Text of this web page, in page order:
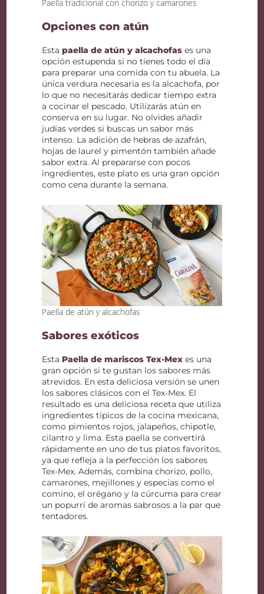
Paella tradicional con chorizo y camarones
Opciones con atún
Estapaella de atún y alcachofas es una
opción estupenda si no tienes todo el día
para preparar una comida con tu abuela. La
única verdura necesaria es la alcachofa, por
lo que no necesitarás dedicar tiempo extra
a cocinar el pescado. Utilizarás atún en
conserva en su lugar. No olvides añadir
judías verdes si buscas un sabor más
intenso. La adición de hebras de azafrán,
hojas de laurel y pimentón también añade
sabor extra. Al prepararse con pocos
ingredientes, este plato es una gran opción
como cena durante la semana.
Paella de atún y alcachofas
Sabores exóticos
Esta Paella de mariscos Tex-Mex es una
gran opción si te gustan los sabores más
atrevidos. En esta deliciosa versión se unen
los sabores clásicos con el Tex-Mex. El
resultado es una deliciosa receta que utiliza
ingredientes típicos de la cocina mexicana,
como pimientos rojos, jalapeños, chipotle,
cilantro y lima. Esta paella se convertirá
rápidamente en uno de tus platos favoritos,
ya que refleja a la perfección los sabores
Tex-Mex. Además, combina chorizo, pollo,
camarones, mejillones y especias como el
comino, el orégano y la cúrcuma para crear
un popurrí de aromas sabrosos a la par que
tentadores.